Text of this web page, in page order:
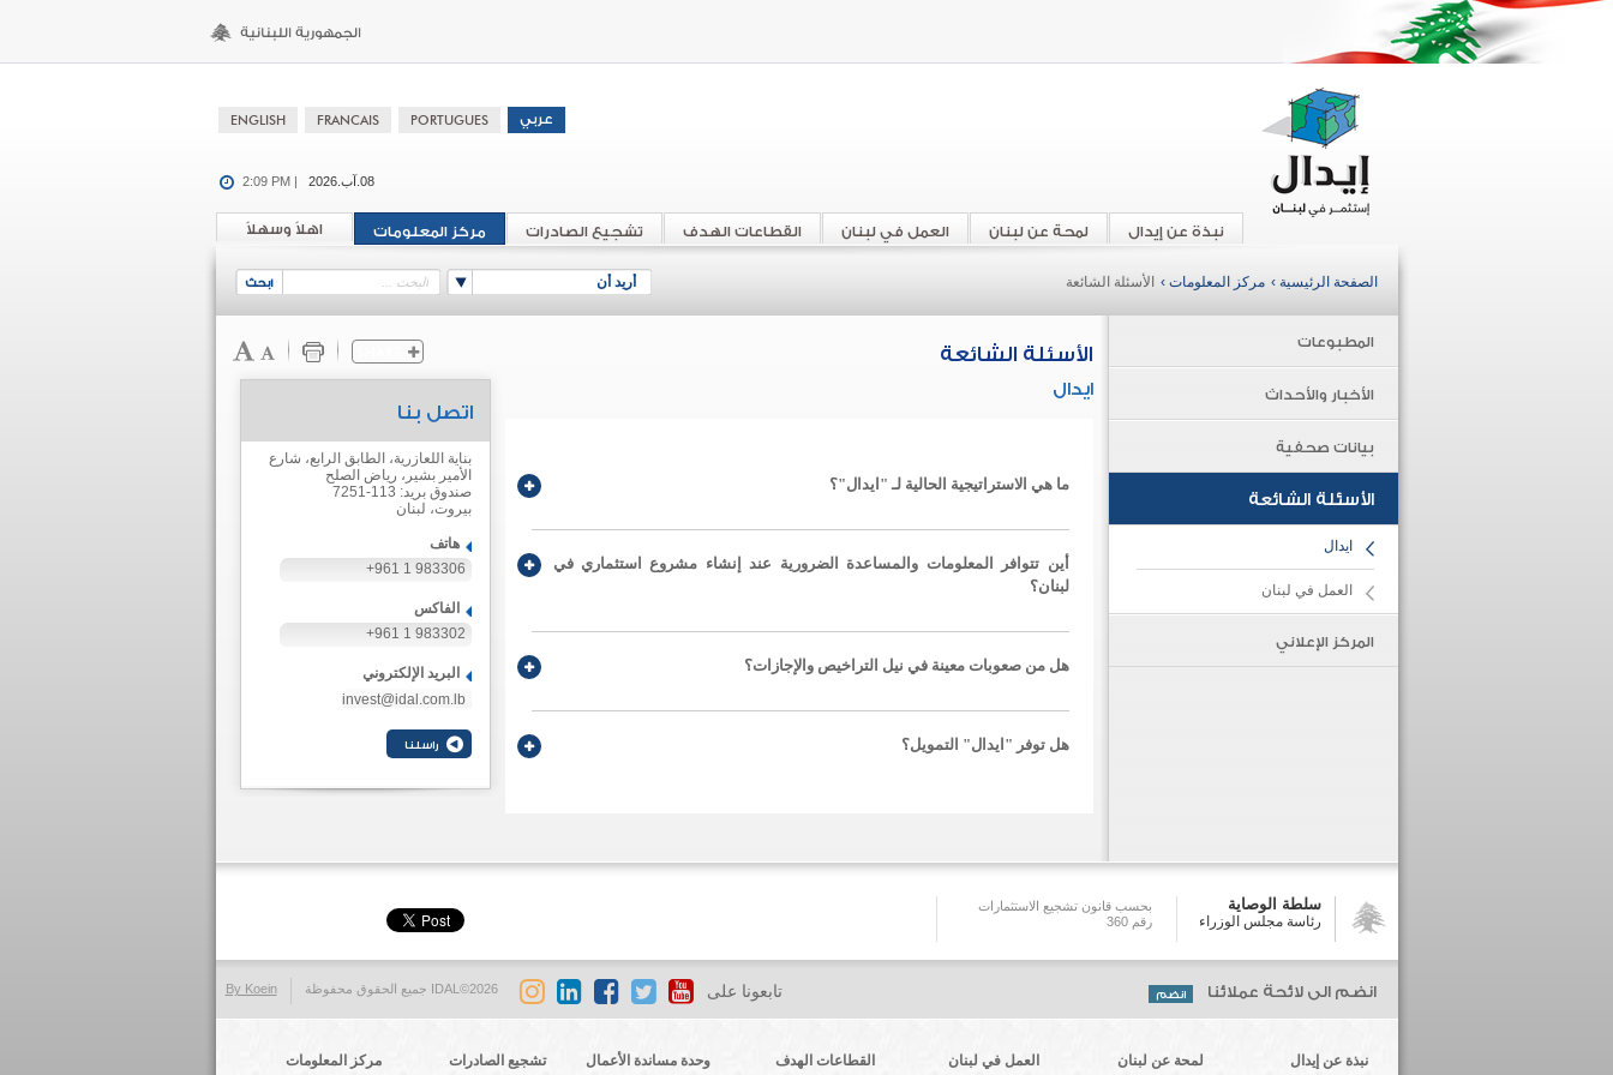
08.آب.2026 2:09 PM |
اهلاً وسهلاً مركز المعلومات تشجيع الصادرات القطاعات الهدف العمل في لبنان لمحة عن لبنان نبذة عن إيدال
أريد أن الصفحة الرئيسية › مركز المعلومات › الأسئلة الشائعة
المطبوعات
الأخبار والأحداث
بيانات صحفية
الأسئلة الشائعة
ايدال
العمل في لبنان
المركز الإعلاني
الأسئلة الشائعة
ايدال
ما هي الاستراتيجية الحالية لـ "ايدال"؟
أين تتوافر المعلومات والمساعدة الضرورية عند إنشاء مشروع استثماري في
لبنان؟
هل من صعوبات معينة في نيل التراخيص والإجازات؟
هل توفر "ايدال" التمويل؟
اتصل بنا
بناية اللعازرية، الطابق الرابع، شارع
الأمير بشير، رياض الصلح
صندوق بريد: 113-7251
بيروت، لبنان
هاتف
+961 1 983306
الفاكس
+961 1 983302
البريد الإلكتروني
invest@idal.com.lb
سلطة الوصاية
رئاسة مجلس الوزراء
بحسب قانون تشجيع الاستثمارات
رقم 360
By Koein IDAL©2026 جميع الحقوق محفوظة انضم الى لائحة عملائنا تابعونا على
نبذة عن إيدال لمحة عن لبنان العمل في لبنان القطاعات الهدف وحدة مساندة الأعمال تشجيع الصادرات مركز المعلومات